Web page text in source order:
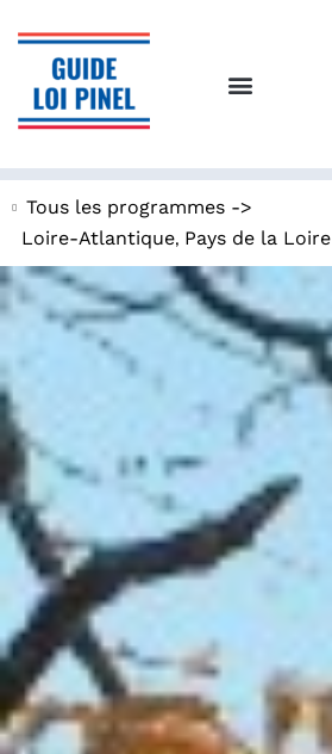
Tous les programmes ->
Loire-Atlantique, Pays de la Loire